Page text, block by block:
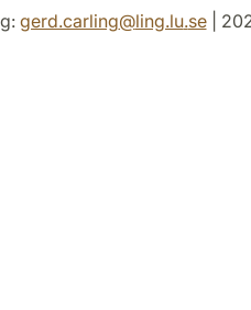
gerd.carling@ling.lu.se|